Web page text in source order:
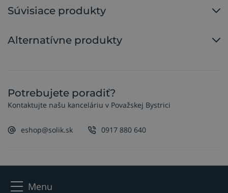
Súvisiace produkty
Alternatívne produkty
Potrebujete poradiť?
Kontaktujte našu kanceláriu v Považskej Bystrici
eshop@solik.sk 0917 880 640
Menu